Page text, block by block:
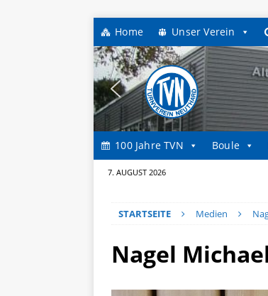
Home Unser Verein
100 Jahre TVN Boule
7. AUGUST 2026
STARTSEITE Medien
Nagel